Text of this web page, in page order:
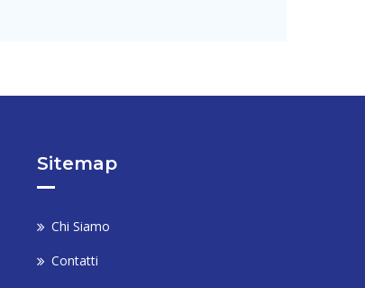
Sitemap
Chi Siamo
Contatti